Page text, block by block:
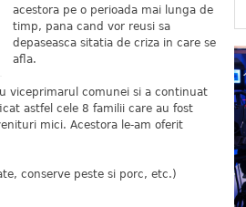
acestora pe o perioada mai lunga de
timp, pana cand vor reusi sa
depaseasca sitatia de criza in care se
afla.
viceprimarul comunei si a continuat
astfel cele 8 familii care au fost
mici. Acestora le-am oferit
conserve peste si porc, etc.)